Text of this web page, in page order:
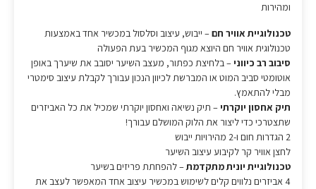
ומהירות
טכנולוגיית אוויר חם– ייבוש, עיצוב וסלסול במכשיר אחד באמצעות
טכנולוגית אוויר חם היוצא מגוף המכשיר בעת הפעולה
סיבוב רב כיווני– בלחיצת כפתור, מעצב השיער יסובב את שיערך באופן
אוטומטי סביב המוט או המברשת לכיוון הנכון עבורך לקבלת עיצוב סימטרי
מבלי להתאמץ.
תיק אחסון יוקרתי– תיק נשיאה ואחסון יוקרתי שמכיל את כל האביזרים
שתצטרכי כדי ליצור את הלוק המושלם עבורך!
2 הגדרות חום ו-2 מהירויות ייבוש
לחצן אוויר קר לקיבוע עיצוב השיער
טכנולוגיית יונית מתקדמת– להפחתת פריזים בשיער
4 אביזרים נלווים קלים לשימוש במכשיר עיצוב אחד המאפשר לעצב את